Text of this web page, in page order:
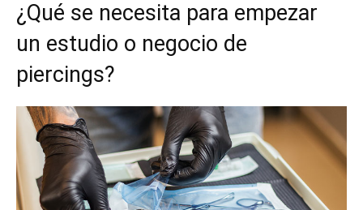
¿Qué se necesita para empezar
un estudio o negocio de
piercings?